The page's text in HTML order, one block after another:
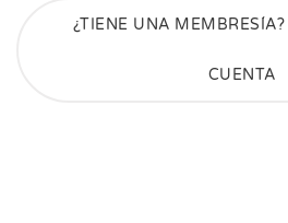
¿TIENE UNA
CUENTA